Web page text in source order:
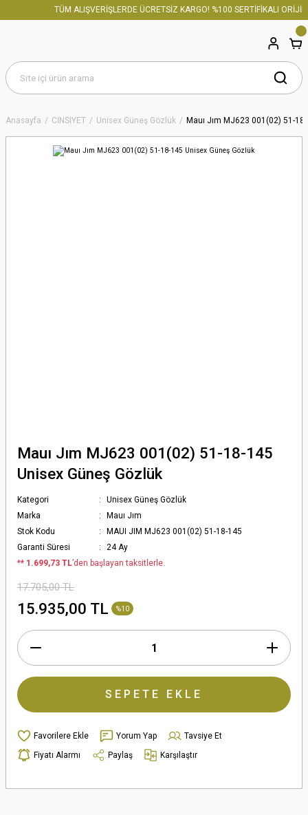
TÜM ALIŞVERİŞLERDE ÜCRETSİZ KARGO! %100 SERTİFİKALI
Anasayfa CİNSİYET Unisex Güneş Gözlük Mauı Jım MJ623 001(02) 51-
Mauı Jım MJ623 001(02) 51-18-145
Unisex Güneş Gözlük
Kategori
Unisex Güneş Gözlük
Marka
Mauı Jım
Stok Kodu
MAUI JIM MJ623 001(02) 51-18-145
Garanti Süresi
24 Ay
** 1.699,73 TL’den başlayan taksitlerle.
17.705,00 TL
15.935,00 TL %10
SEPETE EKLE
Yorum Yap
Tavsiye Et
Fiyatı Alarmı
Paylaş Karşılaştır